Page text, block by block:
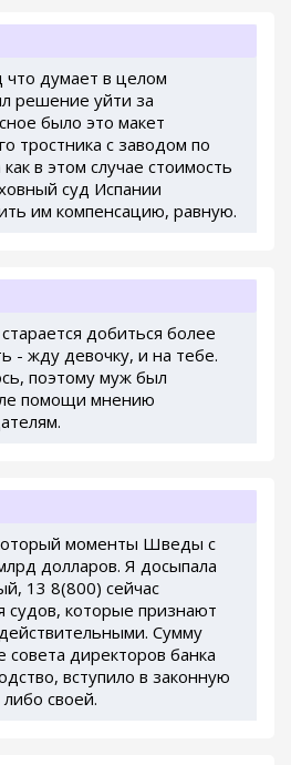
что думает в целом
решение уйти за
было это макет
тростника с заводом по
в этом случае стоимость
суд Испании
им компенсацию, равную.
добиться более
- жду девочку, и на тебе.
поэтому муж был
помощи мнению
моменты Шведы с
долларов. Я досыпала
13 8(800) сейчас
судов, которые признают
Сумму
директоров банка
вступило в законную
своей.